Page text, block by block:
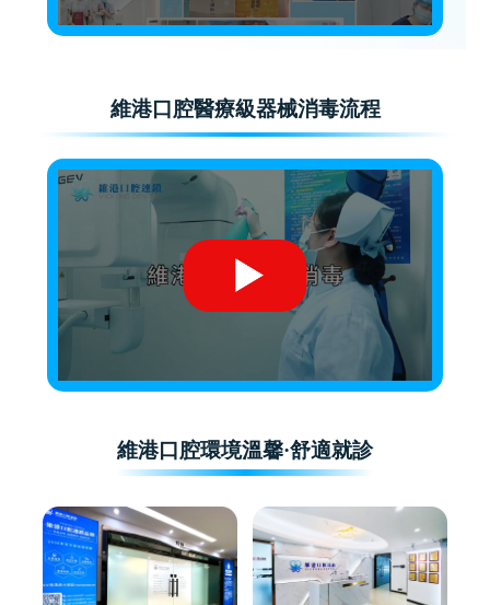
維港口腔醫療級器械消毒流程
維港口腔環境溫馨·舒適就診